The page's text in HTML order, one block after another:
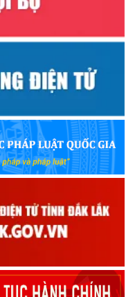
kêu gọi vận động
do bão số 10 gây ra
NGƯỜI DÂN TĂNG
chính đủ điều kiện
phần trên môi trường
cấp, phân quyền
2 cấp